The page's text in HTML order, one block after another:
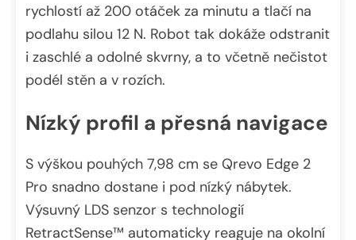
rychlostí až 200 otáček za minutu a tlačí na
podlahu silou 12 N. Robot tak dokáže odstranit
i zaschlé a odolné skvrny, a to včetně nečistot
podél stěn a v rozích.
Nízký profil a přesná navigace
S výškou pouhých 7,98 cm se Qrevo Edge 2
Pro snadno dostane i pod nízký nábytek.
Výsuvný LDS senzor s technologií
RetractSense™ automaticky reaguje na okolní